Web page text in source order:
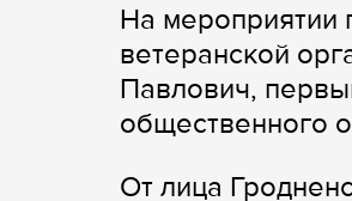
На мероприятии
ветеранской
Павлович,
общественного
От лица